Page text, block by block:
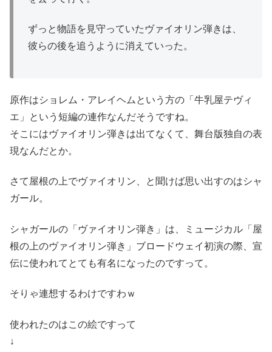
ずっと物語を見守っていたヴァイオリン弾きは、
彼らの後を追うように消えていった。
原作はショレム・アレイヘムという方の「牛乳屋テヴィ
エ」という短編の連作なんだそうですね。
そこにはヴァイオリン弾きは出てなくて、舞台版独自の表
現なんだとか。
さて屋根の上でヴァイオリン、と聞けば思い出すのはシャ
ガール。
シャガールの「ヴァイオリン弾き」は、ミュージカル「屋
根の上のヴァイオリン弾き」ブロードウェイ初演の際、宣
伝に使われてとても有名になったのですって。
そりゃ連想するわけですわｗ
使われたのはこの絵ですって
↓